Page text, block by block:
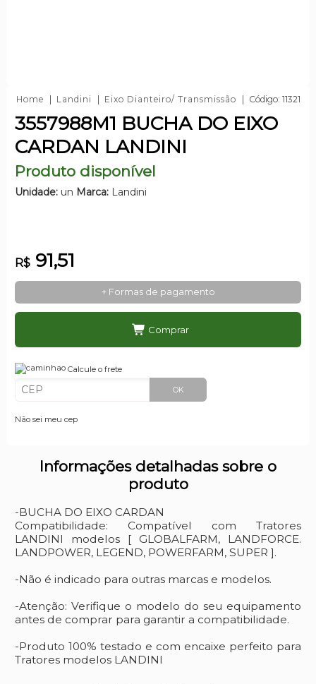
Home Landini Eixo Dianteiro/ Transmissão Código: 11321
3557988M1 BUCHA DO EIXO
CARDAN LANDINI
Produto disponível
Unidade:un Marca:Landini
R$91,51
+ Formas de pagamento
Comprar
Calcule o frete
OK
Não sei meu cep
Informações detalhadas sobre o
produto
-BUCHA DO EIXO CARDAN
Compatibilidade: Compatível com Tratores
LANDINI modelos [ GLOBALFARM, LANDFORCE.
LANDPOWER, LEGEND, POWERFARM, SUPER ].
-Não é indicado para outras marcas e modelos.
-Atenção: Verifique o modelo do seu equipamento
antes de comprar para garantir a compatibilidade.
-Produto 100% testado e com encaixe perfeito para
Tratores modelos LANDINI